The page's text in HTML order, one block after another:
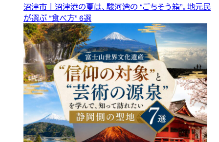
沼津市｜沼津港の夏は、駿河湾の “ごちそう箱”。地元民
が選ぶ “食べ方” 6選